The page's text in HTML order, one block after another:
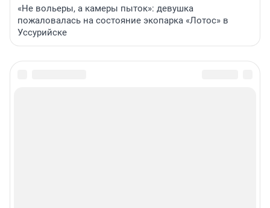
«Не вольеры, а камеры пыток»: девушка
пожаловалась на состояние экопарка «Лотос» в
Уссурийске